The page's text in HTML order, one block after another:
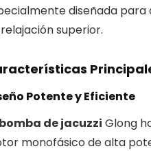
diseñada
superior.
Potente y Eficiente
bomba de jacuzzi Glong
monofásico de alta